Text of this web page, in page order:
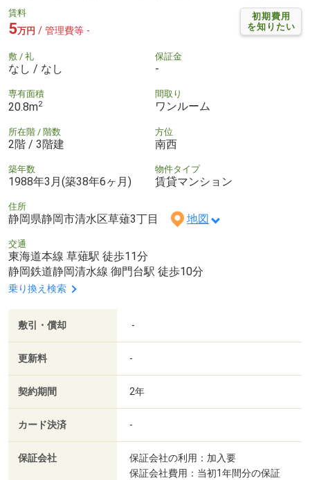
初期費用
を知りたい
賃料
5万円 / 管理費等 -
敷 / 礼
なし / なし
保証金
-
専有面積
20.8m2
間取り
ワンルーム
所在階 / 階数
2階 / 3階建
方位
南西
築年数
1988年3月(築38年6ヶ月)
物件タイプ
賃貸マンション
住所
静岡県静岡市清水区草薙3丁目 地図
交通
東海道本線 草薙駅 徒歩11分
静岡鉄道静岡清水線 御門台駅 徒歩10分
乗り換え検索
敷引・償却 -
更新料 -
契約期間 2年
カード決済 -
保証会社
保証会社の利用：加入要
保証会社費用：当初1年間分の保証